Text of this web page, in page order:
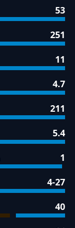
53
251
11
4.7
211
5.4
1
4-27
40